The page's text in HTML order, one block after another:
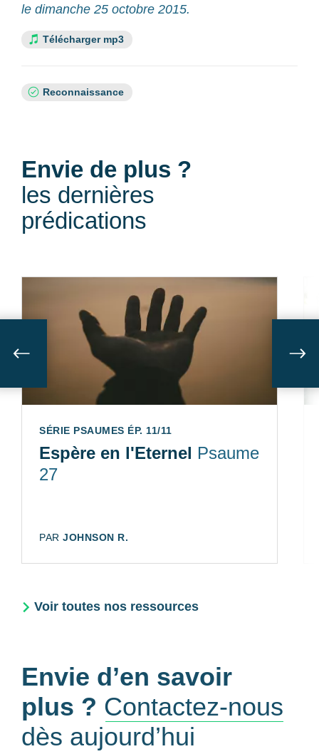
le dimanche 25 octobre 2015.
Télécharger mp3
SujetsReconnaissance
Envie de plus ?
les dernières
prédications
SÉRIE PSAUMES ÉP. 11/11
Espère en l'Eternel Psaume
27
AUTEUR:
PAR JOHNSON R.
Voir toutes nos ressources
Envie d’en savoir
plus ? Contactez-nous
dès aujourd’hui